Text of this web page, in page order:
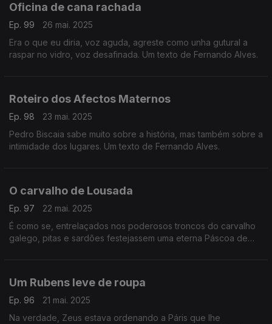
Oficina de cana rachada
Ep. 99
26 mai. 2025
Era o que eu diria, voz aguda, agreste como unha gutural a
raspar no vidro, voz desafinada. Um texto de Fernando Alves.
Roteiro dos Afectos Maternos
Ep. 98
23 mai. 2025
Pedro Biscaia sabe muito sobre a história, mas também sobre a
intimidade dos lugares. Um texto de Fernando Alves.
O carvalho de Lousada
Ep. 97
22 mai. 2025
É como se, entrelaçados nos poderosos troncos do carvalho
galego, pitas e sardões festejassem uma eterna Páscoa de
Um Rubens leve de roupa
Ep. 96
21 mai. 2025
Na verdade, Zeus estava ordenando a Páris que lhe